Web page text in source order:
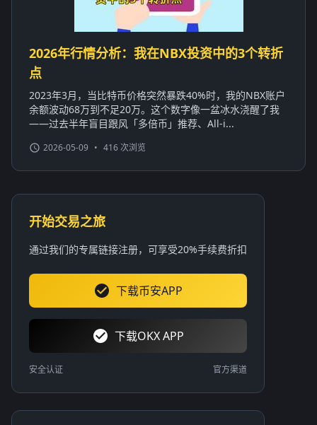
2026年行情分析：我在NBX投资中的3个转折
点
2023年3月，当比特币价格突然暴跌40%时，我的NBX账户
余额波动68万到不足20万。这个数字像一盆冰水浇醒了我
——过去半年盲目跟风「多倍币」推荐、All-i...
2026-05-09 • 416 次浏览
开始交易之旅
通过我们的专属链接注册，可享受20%手续费折扣
下载币安APP
下载OKX APP
安全认证 官方渠道